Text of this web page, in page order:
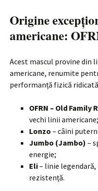
Origine
americane:
Acest mascul provine din
americane, renumite
performanță fizică
OFRN – Old Family
vechi linii americane;
Lonzo – câini
Jumbo (Jambo) –
energie;
Eli– linie
rezistență.